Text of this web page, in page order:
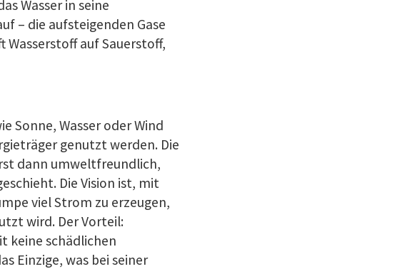
Wasser in seine
– die aufsteigenden Gase
Wasserstoff auf Sauerstoff,
Sonne, Wasser oder Wind
genutzt werden. Die
dann umweltfreundlich,
Die Vision ist, mit
viel Strom zu erzeugen,
wird. Der Vorteil:
keine schädlichen
Einzige, was bei seiner